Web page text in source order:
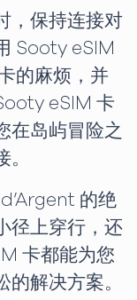
，保持连接对
Sooty eSIM
的麻烦，并
eSIM 卡
在岛屿冒险之
的绝
径上穿行，还
卡都能为您
解决方案。